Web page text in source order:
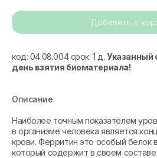
Добавить в
код: 04.08.004 срок: 1 д.Указанный
день взятия биоматериала!
Описание
Наиболее точным показателем
в организме человека является
крови. Ферритин это особый белок
который содержит в своем